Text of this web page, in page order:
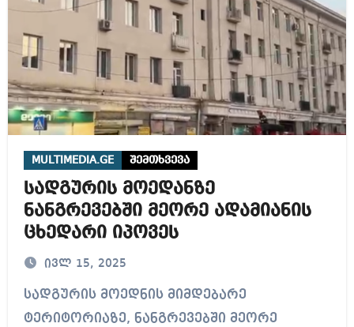
MULTIMEDIA.GE შემთხვევა
სადგურის მოედანზე
ნანგრევებში მეორე ადამიანის
ცხედარი იპოვეს
ივლ 15, 2025
სადგურის მოედნის მიმდებარე
ტერიტორიაზე, ნანგრევებში მეორე